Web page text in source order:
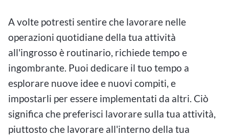
A volte potresti sentire che lavorare nelle
operazioni quotidiane della tua attività
all'ingrosso è routinario, richiede tempo e
ingombrante. Puoi dedicare il tuo tempo a
esplorare nuove idee e nuovi compiti, e
impostarli per essere implementati da altri. Ciò
significa che preferisci lavorare sulla tua attività,
piuttosto che lavorare all'interno della tua